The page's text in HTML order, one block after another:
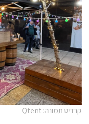
קרדיט תמונה: Qtent